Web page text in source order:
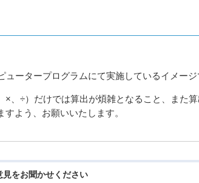
ュータープログラムにて実施しているイメージ
×、÷）だけでは算出が煩雑となること、また
よう、お願いいたします。
をお聞かせください